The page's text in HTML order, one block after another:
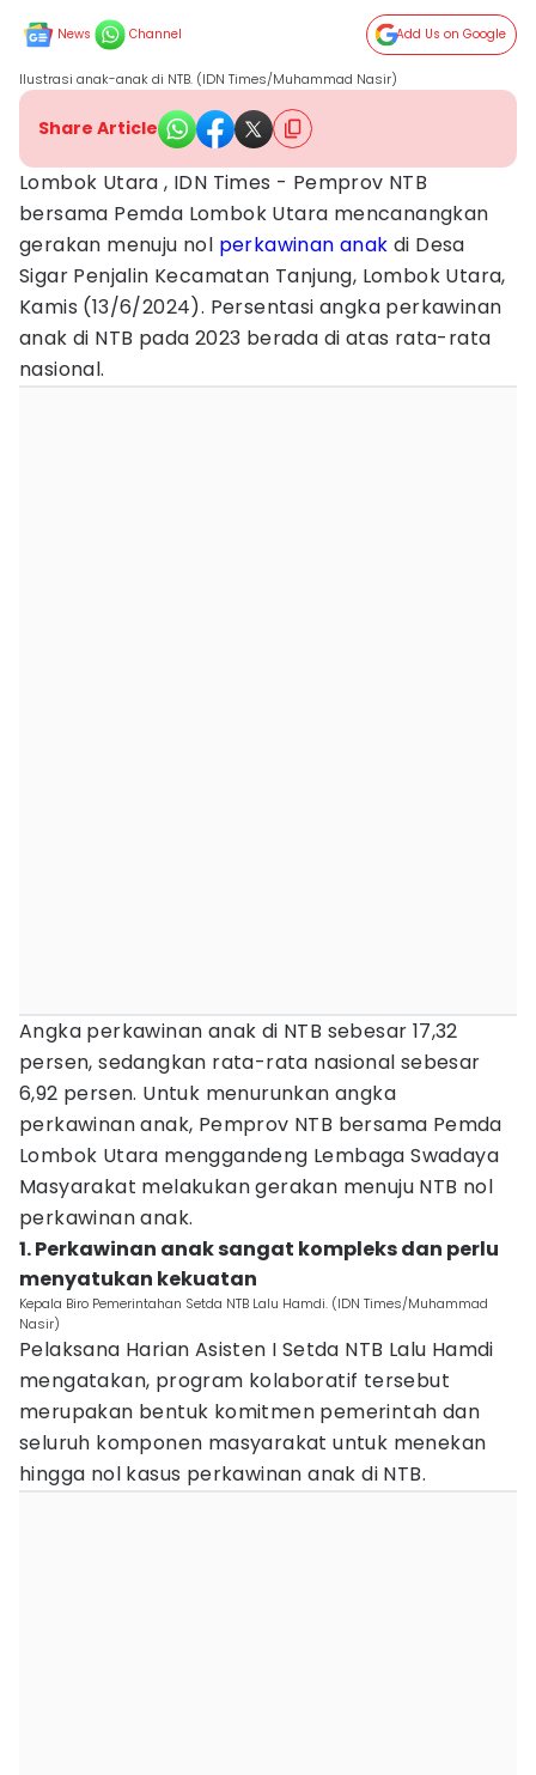
News Channel Add Us on Google
Ilustrasi anak-anak di NTB. (IDN Times/Muhammad Nasir)
Share Article
Lombok Utara , IDN Times - Pemprov NTB
bersama Pemda Lombok Utara mencanangkan
gerakan menuju nol perkawinan anak di Desa
Sigar Penjalin Kecamatan Tanjung, Lombok Utara,
Kamis (13/6/2024). Persentasi angka perkawinan
anak di NTB pada 2023 berada di atas rata-rata
nasional.
Angka perkawinan anak di NTB sebesar 17,32
persen, sedangkan rata-rata nasional sebesar
6,92 persen. Untuk menurunkan angka
perkawinan anak, Pemprov NTB bersama Pemda
Lombok Utara menggandeng Lembaga Swadaya
Masyarakat melakukan gerakan menuju NTB nol
perkawinan anak.
1. Perkawinan anak sangat kompleks dan perlu
menyatukan kekuatan
Kepala Biro Pemerintahan Setda NTB Lalu Hamdi. (IDN Times/Muhammad
Nasir)
Pelaksana Harian Asisten I Setda NTB Lalu Hamdi
mengatakan, program kolaboratif tersebut
merupakan bentuk komitmen pemerintah dan
seluruh komponen masyarakat untuk menekan
hingga nol kasus perkawinan anak di NTB.